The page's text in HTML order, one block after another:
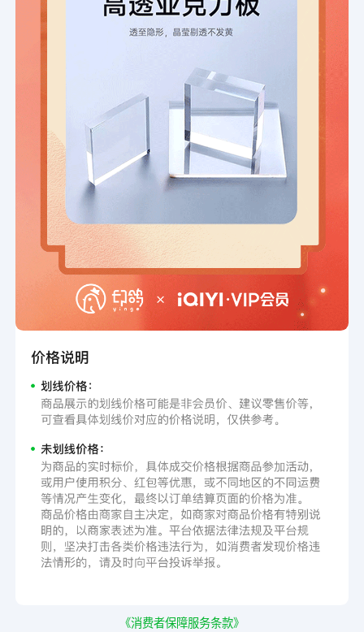
《消费者保障服务条款》